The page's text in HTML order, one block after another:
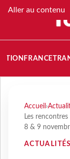
Aller au contenu
FRANCE
Accueil ›
Les
8 & 9
ACTUALITÉS